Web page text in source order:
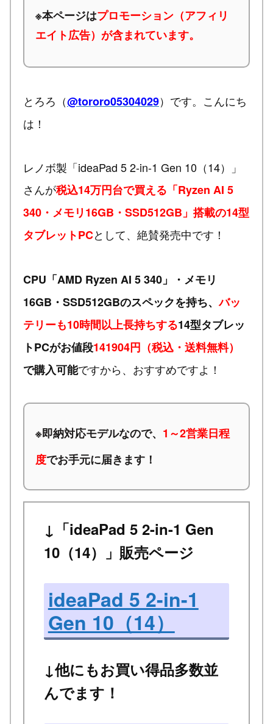
※本ページはプロモーション（アフィリ
エイト広告）が含まれています。
とろろ（@tororo05304029）です。こんにち
は！
レノボ製「ideaPad 5 2-in-1 Gen 10（14）」
さんが税込14万円台で買える「Ryzen AI 5
340・メモリ16GB・SSD512GB」搭載の14型
タブレットPCとして、絶賛発売中です！
CPU「AMD Ryzen AI 5 340」・メモリ
16GB・SSD512GBのスペックを持ち、バッ
テリーも10時間以上長持ちする14型タブレッ
トPCがお値段141904円（税込・送料無料）
で購入可能ですから、おすすめですよ！
※即納対応モデルなので、 1～2営業日程
度でお手元に届きます！
↓「ideaPad 5 2-in-1 Gen
10（14）」販売ページ
ideaPad 5 2-in-1
Gen 10（14）
↓他にもお買い得品多数並
んでます！